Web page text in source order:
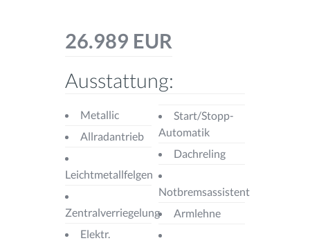
26.989 EUR
Ausstattung:
Metallic
Allradantrieb
Leichtmetallfelgen
Zentralverriegelung
Elektr.
Start/Stopp-
Automatik
Dachreling
Notbremsassistent
Armlehne